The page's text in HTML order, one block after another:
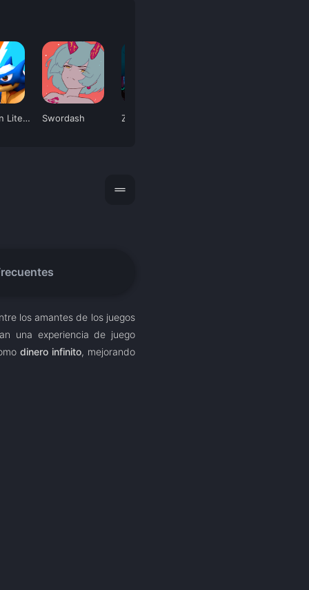
Negamon Lite: Monster Battle Swordash
drag_handle
los amantes de los juegos
una experiencia de juego
dinero infinito, mejorando